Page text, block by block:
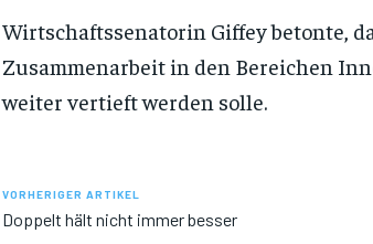
Wirtschaftssenatorin Giffey betonte,
Zusammenarbeit in den Bereichen
weiter vertieft werden solle.
VORHERIGER ARTIKEL
Doppelt hält nicht immer besser